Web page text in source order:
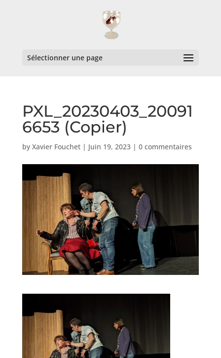
Sélectionner une page
PXL_20230403_20091
6653 (Copier)
by Xavier Fouchet| Juin 19, 2023| 0 commentaires